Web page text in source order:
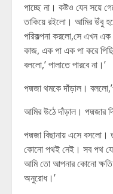
পাচ্ছে না। কষ্টও যেন সয়ে
তাকিয়ে রইলো। আমির উঁবু
পরিকল্পনা করলো,সে এখন
কাজ, এক পা এক পা করে
বললো,’ পালাতে পারবে না।’
পদ্মজা থমকে দাঁড়াল।
আমির উঠে দাঁড়াল। পদ্মজার
পদ্মজা বিছানায় এসে
কোনো পথই নেই। সব পথ
আমি তো আপনার কোনো ক্ষতি
অনুরোধ।’